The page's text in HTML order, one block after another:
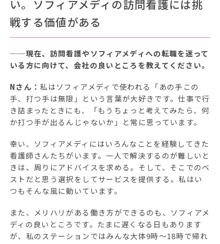
い。ソフィアメディの訪問看護には挑
戦する価値がある
──現在、訪問看護やソフィアメディへの転職を迷って
いる方に向けて、会社の良いところを教えてください。
Nさん：私はソフィアメディで使われる「あの手この
手、打つ手は無限」という言葉が大好きです。仕事で行
き詰まったときにも、「もうちょっと考えてみたら、何
か打つ手が出るんじゃないか」と常に思っています。
幸い、ソフィアメディにはいろんなことを経験してきた
看護師さんたちがいます。一人で解決するのが難しいと
きは、周りにアドバイスを求める。そして、そこでのベ
ストだと思う選択をしてサービスを提供する。私はい
つもそんな風に動いています。
また、メリハリがある働き方ができるのも、ソフィアメ
ディの良いところです。たまに遅くなる日もあります
が、私のステーションではみんな大体9時〜18時で帰れ